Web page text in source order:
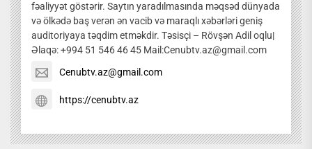
fəaliyyət göstərir. Saytın yaradılmasında məqsəd dünyada
və ölkədə baş verən ən vacib və maraqlı xəbərləri geniş
auditoriyaya təqdim etməkdir. Təsisçi – Rövşən Adil oqlu|
Əlaqə: +994 51 546 46 45 Mail:Cenubtv.az@gmail.com
Cenubtv.az@gmail.com
https://cenubtv.az